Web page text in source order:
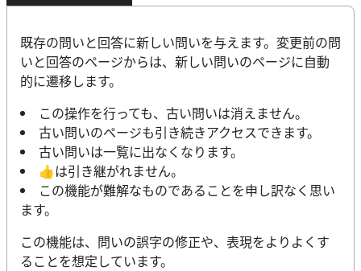
既存の問いと回答に新しい問いを与えます。変更前の問
いと回答のページからは、新しい問いのページに自動
的に遷移します。
この操作を行っても、古い問いは消えません。
古い問いのページも引き続きアクセスできます。
古い問いは一覧に出なくなります。
👍は引き継がれません。
この機能が難解なものであることを申し訳なく思い
ます。
この機能は、問いの誤字の修正や、表現をよりよくす
ることを想定しています。